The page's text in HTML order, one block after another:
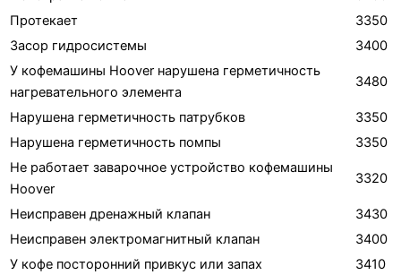
Протекает
3350
Засор гидросистемы
3400
У кофемашины Hoover нарушена герметичность
нагревательного элемента
3480
Нарушена герметичность патрубков
3350
Нарушена герметичность помпы
3350
Не работает заварочное устройство кофемашины
Hoover
3320
Неисправен дренажный клапан
3430
Неисправен электромагнитный клапан
3400
У кофе посторонний привкус или запах
3410